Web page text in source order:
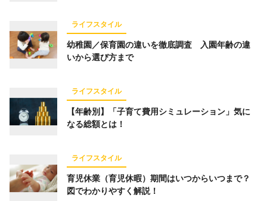
ライフスタイル
幼稚園／保育園の違いを徹底調査 入園年齢の違
いから選び方まで
ライフスタイル
【年齢別】「子育て費用シミュレーション」気に
なる総額とは！
ライフスタイル
育児休業（育児休暇）期間はいつからいつまで？
図でわかりやすく解説！